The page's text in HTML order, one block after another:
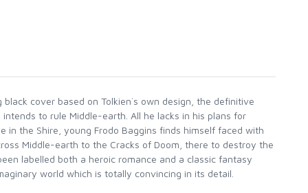
cover based on Tolkien`s own design, the definitive
to rule Middle-earth. All he lacks in his plans for
the Shire, young Frodo Baggins finds himself faced with
Middle-earth to the Cracks of Doom, there to destroy the
labelled both a heroic romance and a classic fantasy
world which is totally convincing in its detail.